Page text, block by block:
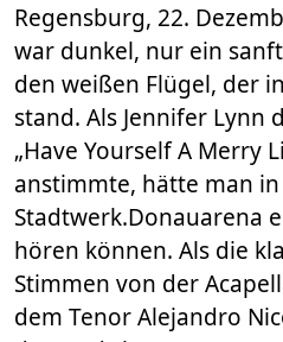
Regensburg, 22.
war dunkel, nur ein
den weißen Flügel, der
stand. Als Jennifer Lynn
„Have Yourself A Merry
anstimmte, hätte man
Stadtwerk.Donauarena
hören können. Als die
Stimmen von der
dem Tenor Alejandro